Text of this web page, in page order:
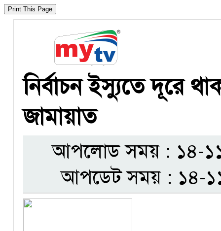
নির্বাচন ইস্যুতে দূরে
জামায়াত
আপলোড সময় : ১৪-
আপডেট সময় : ১৪-